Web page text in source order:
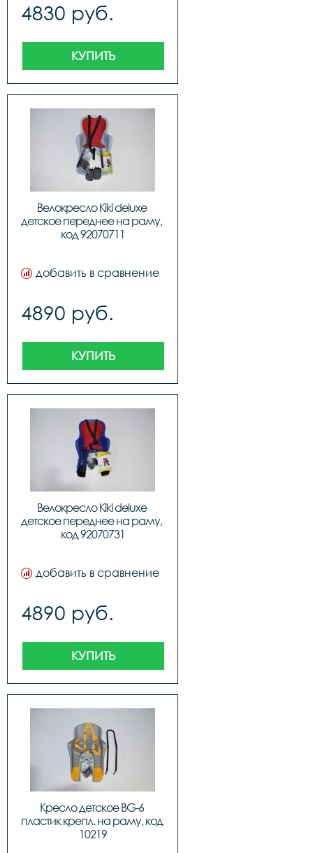
4830 руб.
КУПИТЬ
Велокресло Kiki deluxe
детское переднее на раму,
код 92070711
добавить в сравнение
4890 руб.
КУПИТЬ
Велокресло Kiki deluxe
детское переднее на раму,
код 92070731
добавить в сравнение
4890 руб.
КУПИТЬ
Кресло детское BG-6
пластик крепл. на раму, код
10219